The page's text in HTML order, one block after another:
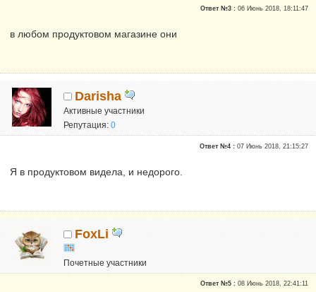
Ответ №3 :06 Июнь 2018, 18:11:47
в любом продуктовом магазине они
Darisha
Активные участники
Репутация:0
Ответ №4 :07 Июнь 2018, 21:15:27
Я в продуктовом видела, и недорого.
FoxLi
Почетные участники
Репутация:0
Ответ №5 :08 Июнь 2018, 22:41:11